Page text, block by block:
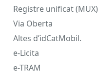
Registre unificat (MUX)
Via Oberta
Altes d’idCatMobil.
e-Licita
e-TRAM